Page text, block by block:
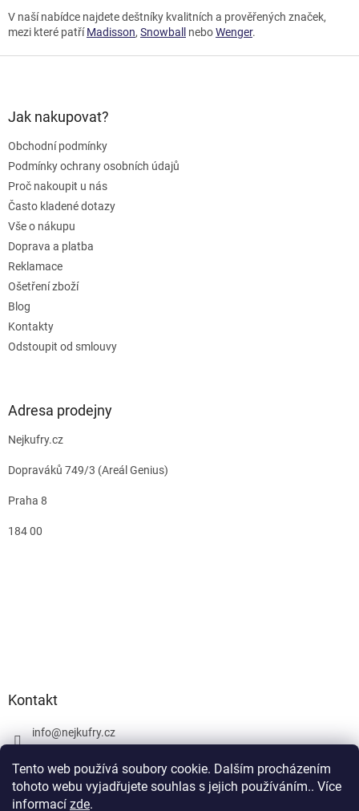
Tento web používá soubory cookie. Dalším procházením
tohoto webu vyjadřujete souhlas s jejich používáním.. Více
informací zde.
V naší nabídce najdete deštníky kvalitních a prověřených značek,
mezi které patříMadisson, Snowball neboWenger.
Jak nakupovat?
Obchodní podmínky
Podmínky ochrany osobních údajů
Proč nakoupit u nás
Často kladené dotazy
Vše o nákupu
Doprava a platba
Reklamace
Ošetření zboží
Blog
Kontakty
Odstoupit od smlouvy
Adresa prodejny
Nejkufry.cz
Dopraváků 749/3 (Areál Genius)
Praha 8
184 00
Kontakt
info@nejkufry.cz
Facebook